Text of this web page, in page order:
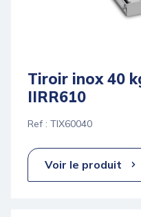
Tiroir inox 40
IIRR610
Ref : TIX60040
Voir le produit